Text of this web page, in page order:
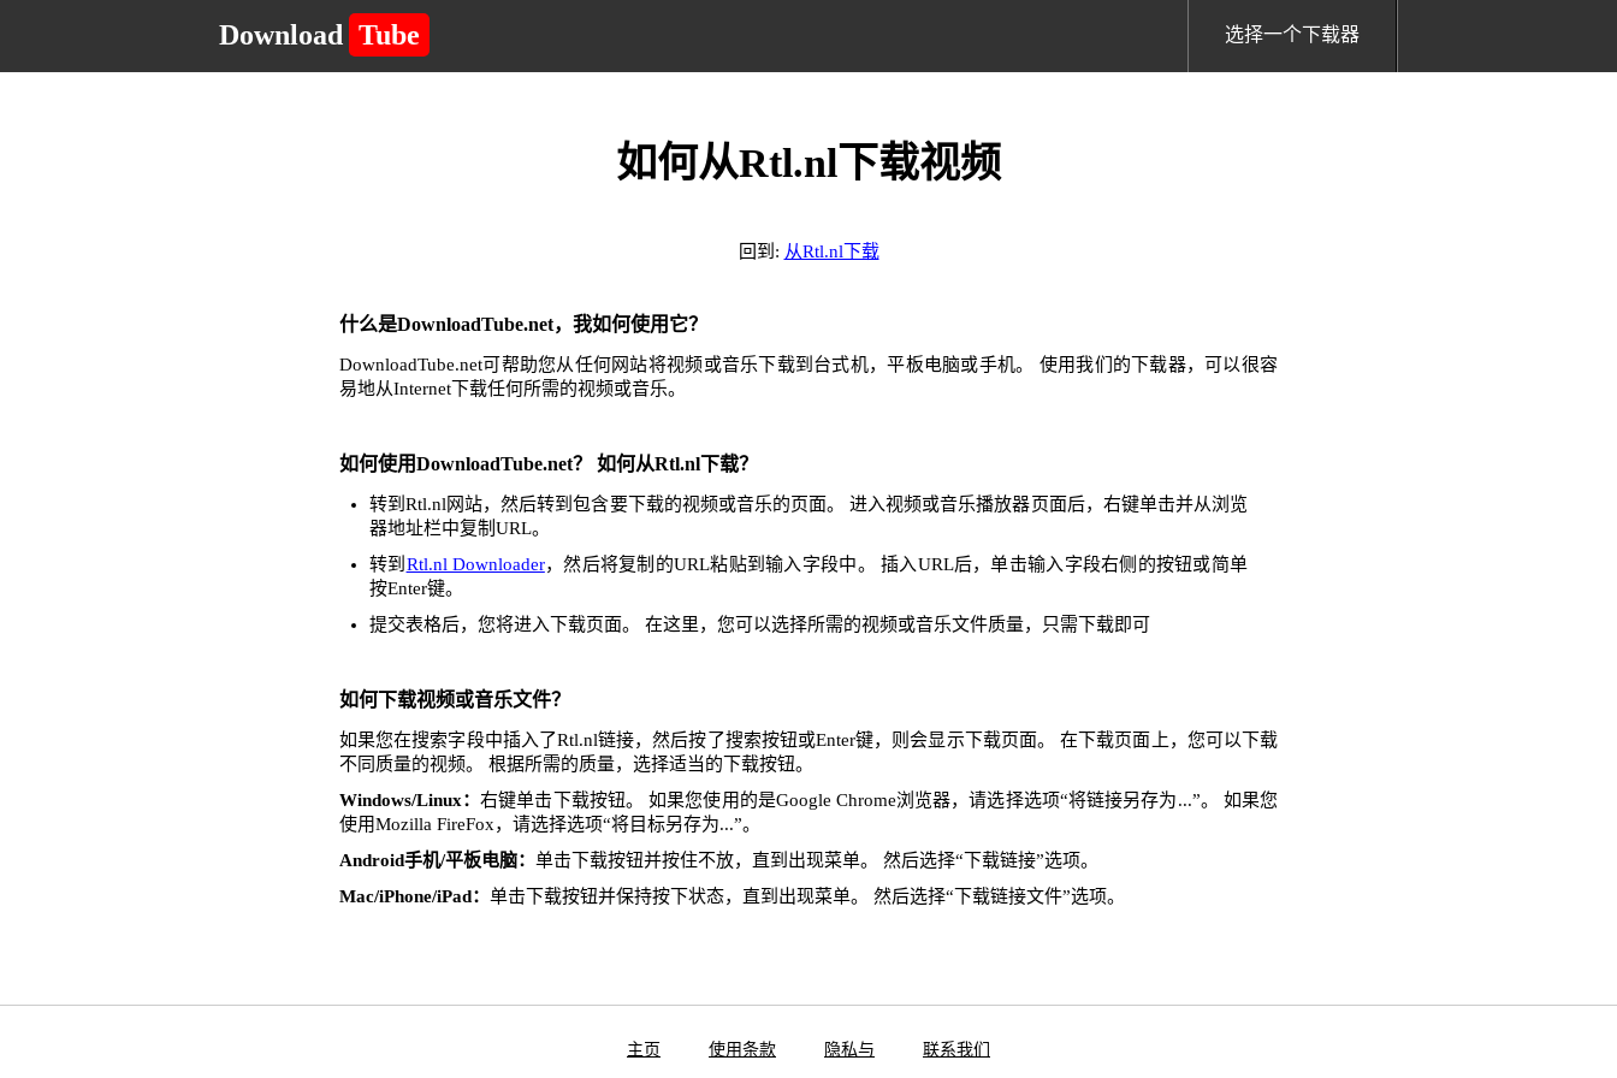
Download Tube 选择一个下载器
如何从Rtl.nl下载视频
回到: 从Rtl.nl下载
什么是DownloadTube.net，我如何使用它？
DownloadTube.net可帮助您从任何网站将视频或音乐下载到台式机，平板电脑或手机。 使用我们的下载器，可以很容
易地从Internet下载任何所需的视频或音乐。
如何使用DownloadTube.net？ 如何从Rtl.nl下载？
转到Rtl.nl网站，然后转到包含要下载的视频或音乐的页面。 进入视频或音乐播放器页面后，右键单击并从浏览
器地址栏中复制URL。
转到 Rtl.nl Downloader，然后将复制的URL粘贴到输入字段中。 插入URL后，单击输入字段右侧的按钮或简单
按Enter键。
提交表格后，您将进入下载页面。 在这里，您可以选择所需的视频或音乐文件质量，只需下载即可
如何下载视频或音乐文件？
如果您在搜索字段中插入了Rtl.nl链接，然后按了搜索按钮或Enter键，则会显示下载页面。 在下载页面上，您可以下载
不同质量的视频。 根据所需的质量，选择适当的下载按钮。
Windows/Linux：右键单击下载按钮。 如果您使用的是Google Chrome浏览器，请选择选项“将链接另存为...”。 如果您
使用Mozilla FireFox，请选择选项“将目标另存为...”。
Android手机/平板电脑： 单击下载按钮并按住不放，直到出现菜单。 然后选择“下载链接”选项。
Mac/iPhone/iPad： 单击下载按钮并保持按下状态，直到出现菜单。 然后选择“下载链接文件”选项。
主页 使用条款 隐私与 联系我们